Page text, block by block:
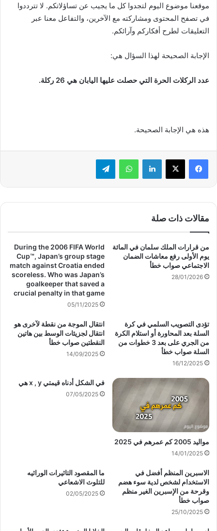
موقعنا موضوع اليوم لتجدوا كل ما يجيب عن تساؤلاتكم. لا تترددوا
في تصفح المحتوى ومشاركته مع الآخرين، والتفاعل معنا عبر
التعليقات لطرح أفكاركم وآرائكم.
الإجابة الصحيحة لهذا السؤال هي:
عدد الركلات الحرة التي حصلت عليها اليابان هي 26 ركلة.
هذه هي الإجابة الصحيحة.
لينكدإن واتساب تيلقرام
مقالات ذات صلة
من قرارات الملك سلمان في المائة
يوم الأولى رفع معاشات الضمان
الاجتماعي صواب خطأ
28/01/2026
During the 2006 FIFA World
Cup™, Japan’s group stage
match against Croatia ended
scoreless. Who was Japan’s
goalkeeper that saved a
crucial penalty in that game
05/11/2025
تؤدى التصويب السلمي في كرة
السلة بعد المحاورة أو استلام الكرة
من الجري على بعد 3 خطوات من
السلة صواب خطأ
16/12/2025
انتقال الموجة من نقطة لآخرى هو
انتقال لجزيئات الوسط بين هاتين
النقطتين صواب خطأ
14/09/2025
مواليد 2005 كم عمرهم في 2025
14/01/2025
في الشكل أدناه قيمتي x , y هي
07/05/2025
الاسبرين المنظم أفضل في
الاستخدام لشخص لدية سوء هضم
وقرحة من الإسبرين الغير منظم
صواب خطأ
25/10/2025
ما المقصود التاثيرات الوراثيه
للتلوث الاشعاعي
02/05/2025